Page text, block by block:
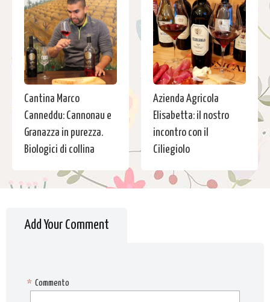
Cantina Marco
Canneddu: Cannonau e
Granazza in purezza.
Biologici di collina
Azienda Agricola
Elisabetta: il nostro
incontro con il
Ciliegiolo
Add Your Comment
Commento
*